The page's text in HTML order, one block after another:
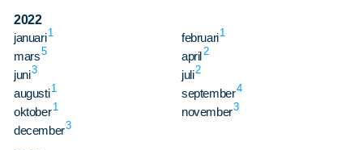
2022
januari1 februari1
mars5 april2
juni3 juli2
augusti1 september4
oktober1 november3
december3